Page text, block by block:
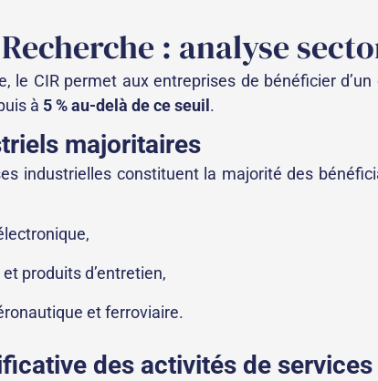
: analyse
le CIR permet aux entreprises de bénéficier d’un
à 5 % au-delà de ce seuil .
majoritaires
industrielles constituent la majorité des
produits d’entretien,
et ferroviaire.
des activités de services